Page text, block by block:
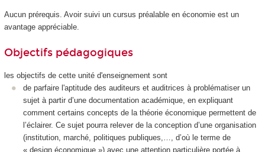
Aucun prérequis. Avoir suivi un cursus préalable en économie est un
avantage appréciable.
Objectifs pédagogiques
les objectifs de cette unité d'enseignement sont
de parfaire l'aptitude des auditeurs et auditrices à problématiser un
sujet à partir d’une documentation académique, en expliquant
comment certains concepts de la théorie économique permettent de
l’éclairer. Ce sujet pourra relever de la conception d’une organisation
(institution, marché, politiques publiques,…, d’où le terme de
« design économique ») avec une attention particulière portée à